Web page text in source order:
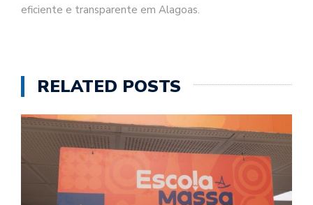
eficiente e transparente em Alagoas.
RELATED POSTS